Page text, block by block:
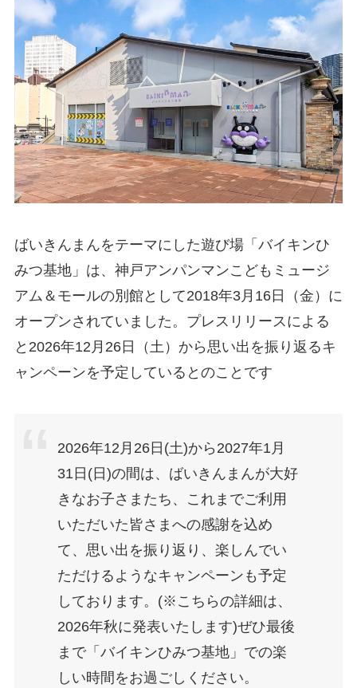
ばいきんまんをテーマにした遊び場「バイキンひ
みつ基地」は、神戸アンパンマンこどもミュージ
アム＆モールの別館として2018年3月16日（金）に
オープンされていました。プレスリリースによる
と2026年12月26日（土）から思い出を振り返るキ
ャンペーンを予定しているとのことです
2026年12月26日(土)から2027年1月
31日(日)の間は、ばいきんまんが大好
きなお子さまたち、これまでご利用
いただいた皆さまへの感謝を込め
て、思い出を振り返り、楽しんでい
ただけるようなキャンペーンも予定
しております。(※こちらの詳細は、
2026年秋に発表いたします)ぜひ最後
まで「バイキンひみつ基地」での楽
しい時間をお過ごしください。